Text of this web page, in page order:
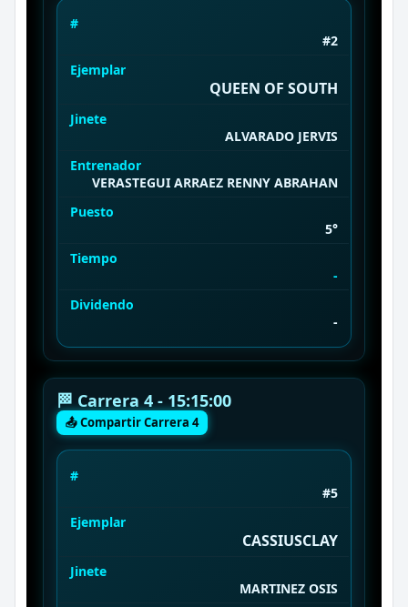
#
#2
Ejemplar
QUEEN OF SOUTH
Jinete
ALVARADO JERVIS
Entrenador
VERASTEGUI ARRAEZ RENNY ABRAHAN
Puesto
5°
Tiempo
-
Dividendo
-
🏁 Carrera 4 - 15:15:00
📤 Compartir Carrera 4
#
#5
Ejemplar
CASSIUSCLAY
Jinete
MARTINEZ OSIS